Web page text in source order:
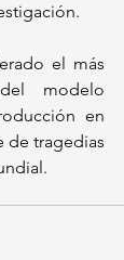
el más
modelo
en
de tragedias